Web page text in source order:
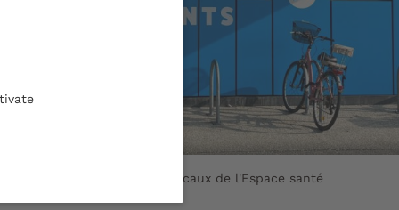
à Pessac, abrite les locaux de l'Espace santé